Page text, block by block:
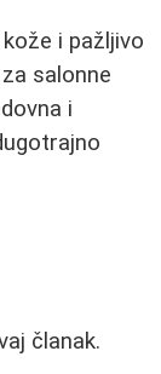
i pažljivo
salonne
i
članak.